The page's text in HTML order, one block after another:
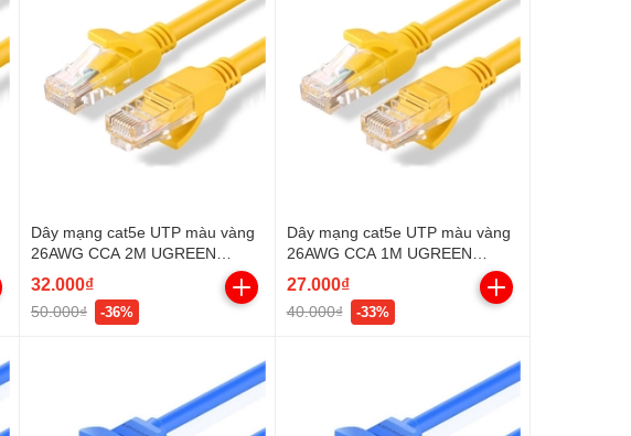
Dây mạng cat5e UTP màu vàng
26AWG CCA 2M UGREEN
11231
32.000₫
50.000₫ -36%
Dây mạng cat5e UTP màu vàng
26AWG CCA 1M UGREEN
11230
27.000₫
40.000₫ -33%